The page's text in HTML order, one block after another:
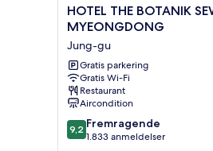
HOTEL
THE
SEWOON
MYEONGDONG
Jung-
gu
HOTEL THE BOTANIK
MYEONGDONG
Jung-gu
Gratis parkering
Gratis Wi-Fi
Restaurant
Aircondition
9.2
ud
9,2 Fremragende
1.833 anmeldelser